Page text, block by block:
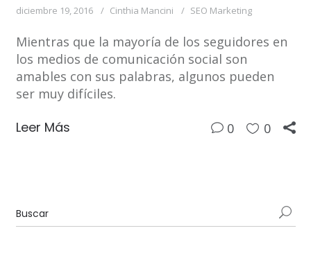
diciembre 19, 2016 Cinthia Mancini SEO Marketing
Mientras que la mayoría de los seguidores en
los medios de comunicación social son
amables con sus palabras, algunos pueden
ser muy difíciles.
Leer Más 0 0